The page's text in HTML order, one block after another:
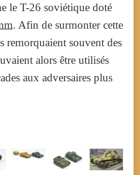
le T-26 soviétique doté
. Afin de surmonter cette
remorquaient souvent des
alors être utilisés
aux adversaires plus